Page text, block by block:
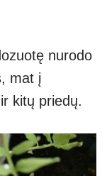
nurodo
mat į
kitų priedų.